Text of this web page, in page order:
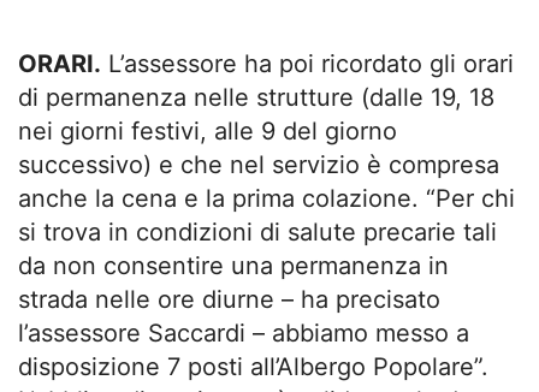
ORARI. L’assessore ha poi ricordato gli orari
di permanenza nelle strutture (dalle 19, 18
nei giorni festivi, alle 9 del giorno
successivo) e che nel servizio è compresa
anche la cena e la prima colazione. “Per chi
si trova in condizioni di salute precarie tali
da non consentire una permanenza in
strada nelle ore diurne – ha precisato
l’assessore Saccardi – abbiamo messo a
disposizione 7 posti all’Albergo Popolare”.